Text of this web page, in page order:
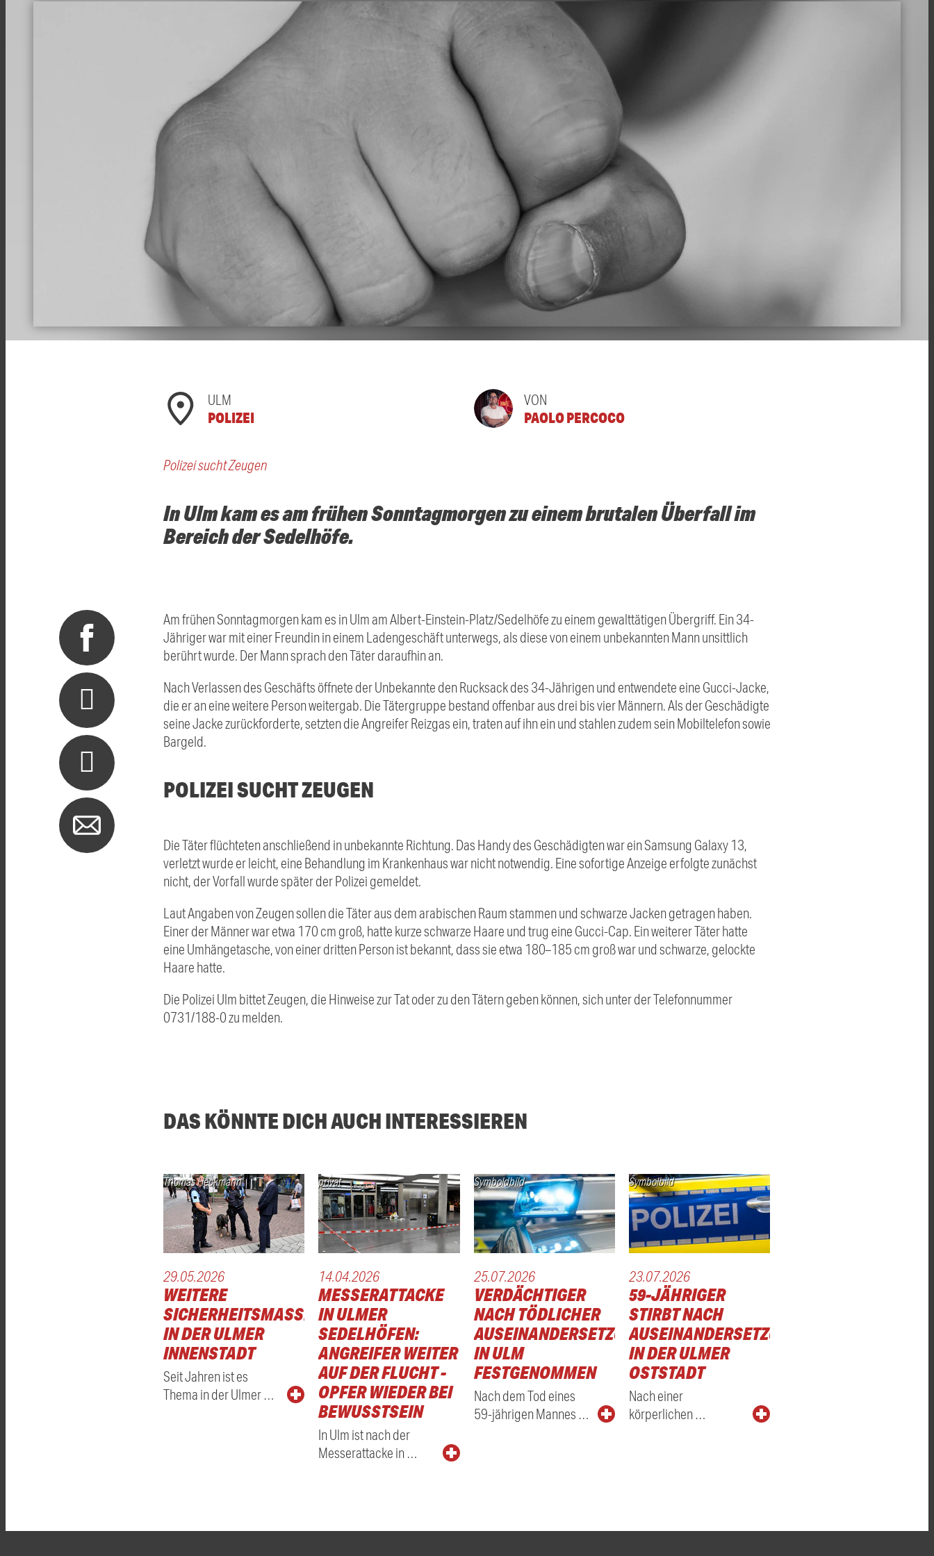
ULM
POLIZEI
VON
PAOLO PERCOCO
Polizei sucht Zeugen
In Ulm kam es am frühen Sonntagmorgen zu einem brutalen Überfall im
Bereich der Sedelhöfe.
Am frühen Sonntagmorgen kam es in Ulm am Albert-Einstein-Platz/Sedelhöfe zu einem gewalttätigen Übergriff. Ein 34-
Jähriger war mit einer Freundin in einem Ladengeschäft unterwegs, als diese von einem unbekannten Mann unsittlich
berührt wurde. Der Mann sprach den Täter daraufhin an.
Nach Verlassen des Geschäfts öffnete der Unbekannte den Rucksack des 34-Jährigen und entwendete eine Gucci-Jacke,
die er an eine weitere Person weitergab. Die Tätergruppe bestand offenbar aus drei bis vier Männern. Als der Geschädigte
seine Jacke zurückforderte, setzten die Angreifer Reizgas ein, traten auf ihn ein und stahlen zudem sein Mobiltelefon sowie
Bargeld.
POLIZEI SUCHT ZEUGEN
Die Täter flüchteten anschließend in unbekannte Richtung. Das Handy des Geschädigten war ein Samsung Galaxy 13,
verletzt wurde er leicht, eine Behandlung im Krankenhaus war nicht notwendig. Eine sofortige Anzeige erfolgte zunächst
nicht, der Vorfall wurde später der Polizei gemeldet.
Laut Angaben von Zeugen sollen die Täter aus dem arabischen Raum stammen und schwarze Jacken getragen haben.
Einer der Männer war etwa 170 cm groß, hatte kurze schwarze Haare und trug eine Gucci-Cap. Ein weiterer Täter hatte
eine Umhängetasche, von einer dritten Person ist bekannt, dass sie etwa 180–185 cm groß war und schwarze, gelockte
Haare hatte.
Die Polizei Ulm bittet Zeugen, die Hinweise zur Tat oder zu den Tätern geben können, sich unter der Telefonnummer
0731/188-0 zu melden.
DAS KÖNNTE DICH AUCH INTERESSIEREN
Thomas Heckmann
29.05.2026
WEITERE
SICHERHEITSMASSNAHMEN I
N DER ULMER I
NNENSTADT
Seit Jahren ist es
Thema in der Ulmer …
privat
14.04.2026
MESSERATTACKE
IN ULMER
SEDELHÖFEN:
ANGREIFER WEITER
AUF DER FLUCHT -
OPFER WIEDER BEI
BEWUSSTSEIN
In Ulm ist nach der
Messerattacke in …
Symboldbild
25.07.2026
VERDÄCHTIGER
NACH TÖDLICHER
AUSEINANDERSETZUNG
IN ULM
FESTGENOMMEN
Nach dem Tod eines
59-jährigen Mannes …
Symbolbild
23.07.2026
59-JÄHRIGER
STIRBT NACH
AUSEINANDERSETZUNG
IN DER ULMER
OSTSTADT
Nach einer
körperlichen …